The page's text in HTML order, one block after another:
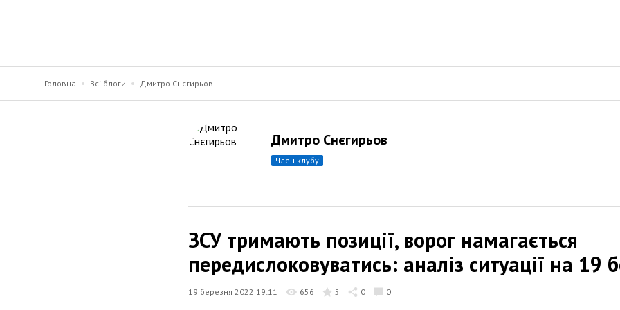
Головна Всі блоги Дмитро Снєгирьов
Дмитро Снєгирьов
член клубу
ЗСУ тримають позиції, ворог намагається
передислоковуватись: аналіз ситуації на 19
19 березня 2022 19:11 656 5 0 0